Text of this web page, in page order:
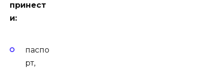
принест
и:
паспо
рт,